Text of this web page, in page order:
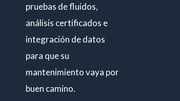
pruebas de fluidos,
análisis certificados e
integración de datos
para que su
mantenimiento vaya por
buen camino.